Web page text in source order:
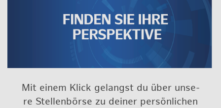
Mit einem Klick ge­langst du über un­se­
re Stel­len­bör­se zu dei­ner per­sön­li­chen